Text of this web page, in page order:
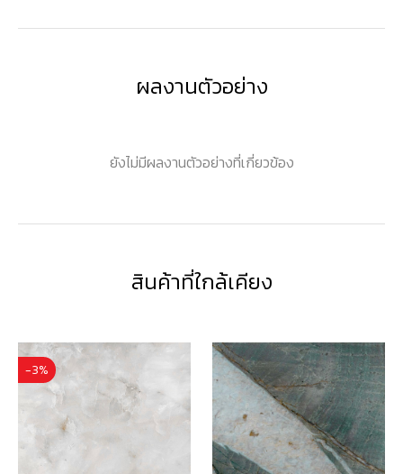
ผลงานตัวอย่าง
ยังไม่มีผลงานตัวอย่างที่เกี่ยวข้อง
สินค้าที่ใกล้เคียง
-3%